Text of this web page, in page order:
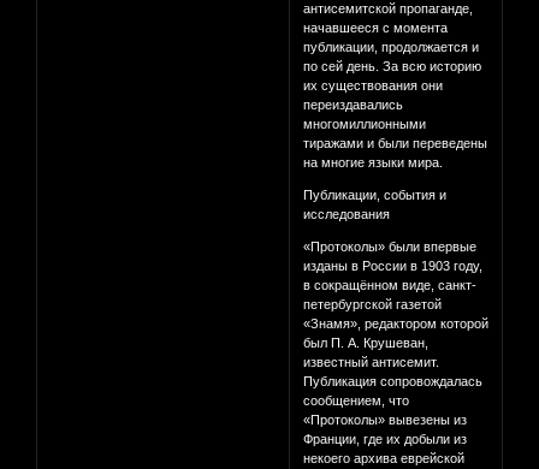
антисемитской пропаганде,
начавшееся с момента
публикации, продолжается и
по сей день. За всю историю
их существования они
переиздавались
многомиллионными
тиражами и были переведены
на многие языки мира.
Публикации, события и
исследования
«Протоколы» были впервые
изданы в России в 1903 году,
в сокращённом виде, санкт-
петербургской газетой
«Знамя», редактором которой
был П. А. Крушеван,
известный антисемит.
Публикация сопровождалась
сообщением, что
«Протоколы» вывезены из
Франции, где их добыли из
некоего архива еврейской